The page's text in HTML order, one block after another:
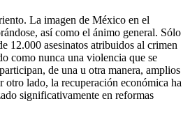
La imagen de México en el
así como el ánimo general. Sólo
12.000 asesinatos atribuidos al crimen
como nunca una violencia que se
de una u otra manera, amplios
otro lado, la recuperación económica ha
significativamente en reformas